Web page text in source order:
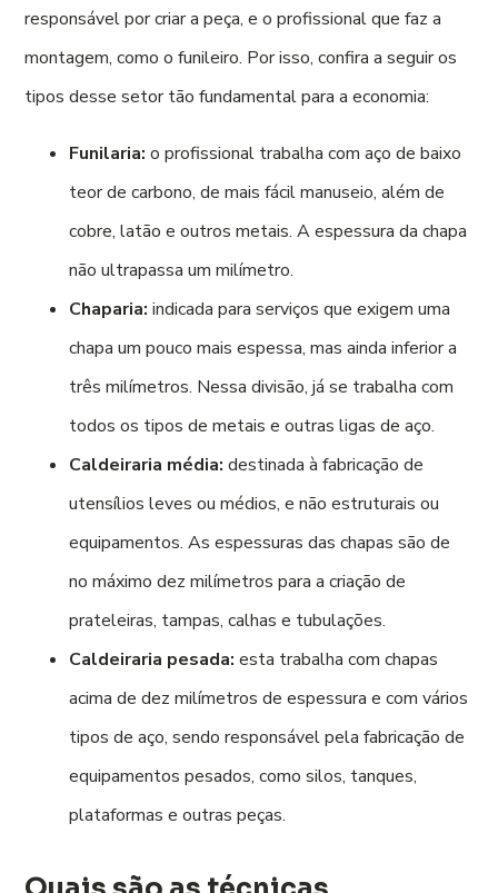
responsável por criar a peça, e o profissional que faz a
montagem, como o funileiro. Por isso, confira a seguir os
tipos desse setor tão fundamental para a economia:
Funilaria:o profissional trabalha com aço de baixo
teor de carbono, de mais fácil manuseio, além de
cobre, latão e outros metais. A espessura da chapa
não ultrapassa um milímetro.
Chaparia:indicada para serviços que exigem uma
chapa um pouco mais espessa, mas ainda inferior a
três milímetros. Nessa divisão, já se trabalha com
todos os tipos de metais e outras ligas de aço.
Caldeiraria média:destinada à fabricação de
utensílios leves ou médios, e não estruturais ou
equipamentos. As espessuras das chapas são de
no máximo dez milímetros para a criação de
prateleiras, tampas, calhas e tubulações.
Caldeiraria pesada:esta trabalha com chapas
acima de dez milímetros de espessura e com vários
tipos de aço, sendo responsável pela fabricação de
equipamentos pesados, como silos, tanques,
plataformas e outras peças.